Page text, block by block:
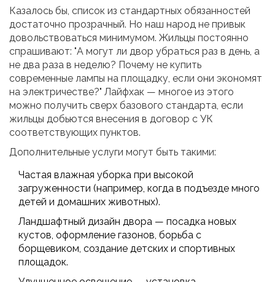
Казалось бы, список из стандартных обязанностей
достаточно прозрачный. Но наш народ не привык
довольствоваться минимумом. Жильцы постоянно
спрашивают: "А могут ли двор убраться раз в день, а
не два раза в неделю? Почему не купить
современные лампы на площадку, если они экономят
на электричестве?" Лайфхак — многое из этого
можно получить сверх базового стандарта, если
жильцы добьются внесения в договор с УК
соответствующих пунктов.
Дополнительные услуги могут быть такими:
Частая влажная уборка при высокой
загруженности (например, когда в подъезде много
детей и домашних животных).
Ландшафтный дизайн двора — посадка новых
кустов, оформление газонов, борьба с
борщевиком, создание детских и спортивных
площадок.